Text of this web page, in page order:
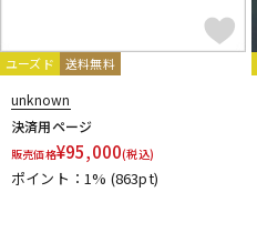
ユーズド 送料無料
unknown
決済用ページ
販売価格¥95,000(税込)
ポイント：1% (863pt)